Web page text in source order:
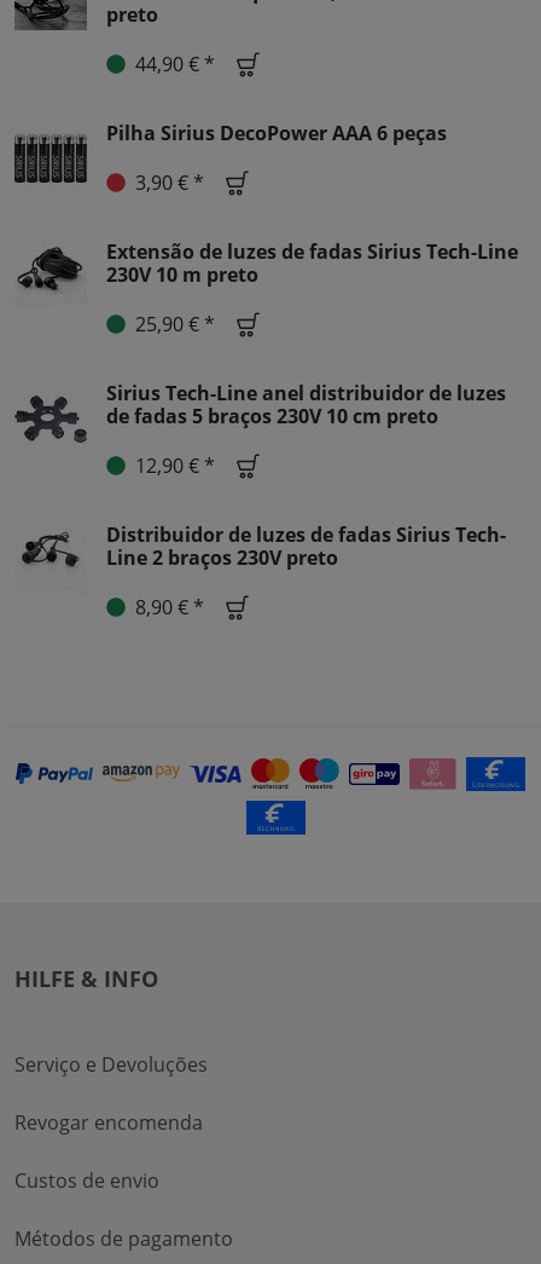
preto
44,90 € *
Pilha Sirius DecoPower AAA 6 peças
3,90 € *
Extensão de luzes de fadas Sirius Tech-Line
230V 10 m preto
25,90 € *
Sirius Tech-Line anel distribuidor de luzes
de fadas 5 braços 230V 10 cm preto
12,90 € *
Distribuidor de luzes de fadas Sirius Tech-
Line 2 braços 230V preto
8,90 € *
HILFE & INFO
Serviço e Devoluções
Revogar encomenda
Custos de envio
Métodos de pagamento